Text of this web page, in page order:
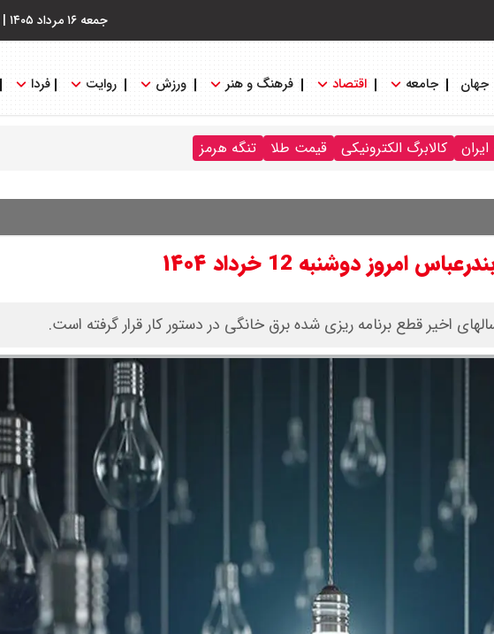
جمعه ۱۶ مرداد ۱۴۰۵ |
جهان جامعه اقتصاد فرهنگ و هنر ورزش روایت فردا
کالابرگ الکترونیکی قیمت طلا تنگه هرمز
دوشنبه 12 خرداد ۱۴۰۴
اخیر قطع برنامه ریزی شده برق خانگی در دستور کار قرار گرفته است.